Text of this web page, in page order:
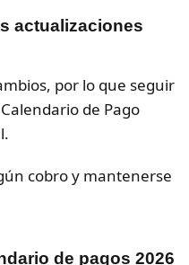
actualizaciones
por lo que seguir
de Pago
cobro y mantenerse
de pagos 2026